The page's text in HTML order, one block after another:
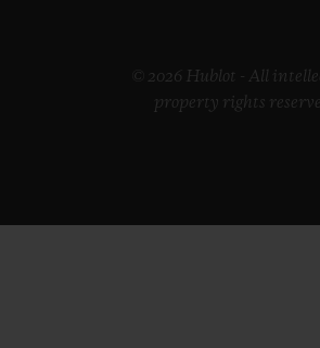
© 2026 Hublot - All
property rights